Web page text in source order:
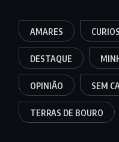
AMARES
DESTAQUE
OPINIÃO SEM
TERRAS DE BOURO